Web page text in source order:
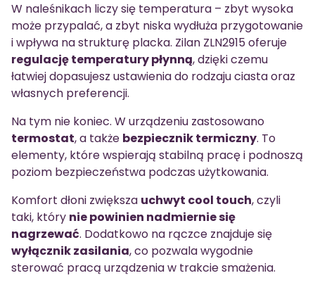
W naleśnikach liczy się temperatura – zbyt wysoka
może przypalać, a zbyt niska wydłuża przygotowanie
i wpływa na strukturę placka. Zilan ZLN2915 oferuje
regulację temperatury płynną, dzięki czemu
łatwiej dopasujesz ustawienia do rodzaju ciasta oraz
własnych preferencji.
Na tym nie koniec. W urządzeniu zastosowano
termostat, a także bezpiecznik termiczny. To
elementy, które wspierają stabilną pracę i podnoszą
poziom bezpieczeństwa podczas użytkowania.
Komfort dłoni zwiększa uchwyt cool touch, czyli
taki, który nie powinien nadmiernie się
nagrzewać. Dodatkowo na rączce znajduje się
wyłącznik zasilania, co pozwala wygodnie
sterować pracą urządzenia w trakcie smażenia.